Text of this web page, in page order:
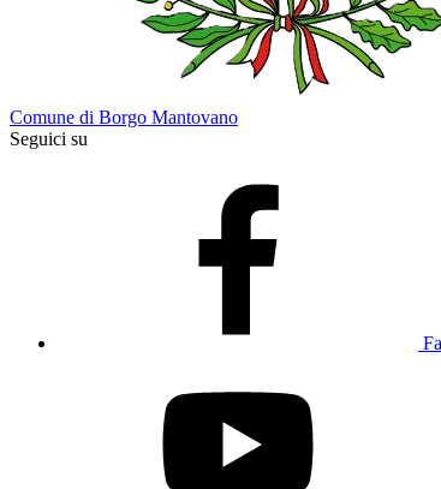
Comune di Borgo Mantovano
Seguici su